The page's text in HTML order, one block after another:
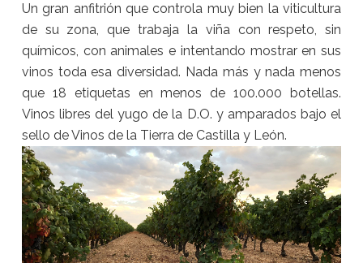
Un gran anfitrión que controla muy bien la viticultura
de su zona, que trabaja la viña con respeto, sin
químicos, con animales e intentando mostrar en sus
vinos toda esa diversidad. Nada más y nada menos
que 18 etiquetas en menos de 100.000 botellas.
Vinos libres del yugo de la D.O. y amparados bajo el
sello de Vinos de la Tierra de Castilla y León.